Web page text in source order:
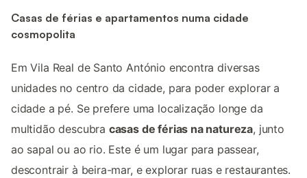
Casas de férias e apartamentos numa cidade
cosmopolita
Em Vila Real de Santo António encontra diversas
unidades no centro da cidade, para poder explorar a
cidade a pé. Se prefere uma localização longe da
multidão descubra casas de férias na natureza, junto
ao sapal ou ao rio. Este é um lugar para passear,
descontrair à beira-mar, e explorar ruas e restaurantes.